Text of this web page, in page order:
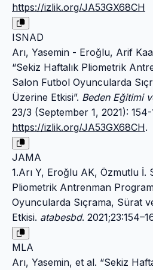
https://izlik.org/JA53GX68CH
ISNAD
Arı, Yasemin - Eroğlu, Arif
“Sekiz Haftalık Pliometrik
Salon Futbol Oyuncularda
Üzerine Etkisi”. Beden Eğitimi
23/3 (September 1, 2021): 154-
https://izlik.org/JA53GX68CH.
JAMA
1.Arı Y, Eroğlu AK, Özmutlu İ.
Pliometrik Antrenman
Oyuncularda Sıçrama, Sürat
Etkisi. atabesbd.
MLA
Arı, Yasemin, et al. “Sekiz